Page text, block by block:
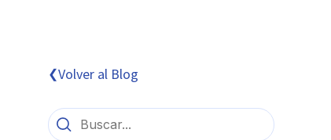
❮Volver al Blog